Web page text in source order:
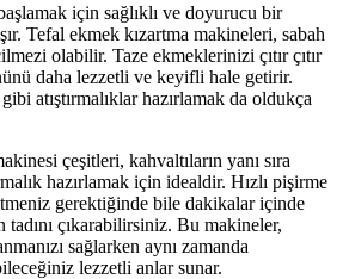
için sağlıklı ve doyurucu bir
Tefal ekmek kızartma makineleri, sabah
olabilir. Taze ekmeklerinizi çıtır çıtır
daha lezzetli ve keyifli hale getirir.
atıştırmalıklar hazırlamak da oldukça
çeşitleri, kahvaltıların yanı sıra
hazırlamak için idealdir. Hızlı pişirme
gerektiğinde bile dakikalar içinde
tadını çıkarabilirsiniz. Bu makineler,
sağlarken aynı zamanda
lezzetli anlar sunar.